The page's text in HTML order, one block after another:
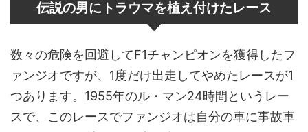
伝説の男にトラウマを植え付けたレース
数々の危険を回避してF1チャンピオンを獲得したフ
ァンジオですが、1度だけ出走してやめたレースが1
つあります。1955年のル・マン24時間というレー
スで、このレースでファンジオは自分の車に事故車